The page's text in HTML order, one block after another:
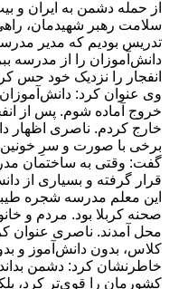
از حمله دشمن به ایران و
سلامت رهبر شهیدمان،
تدریس بودیم که مدیر مدرسه
دانش‌آموزان را از مدرسه
انفجار را نزدیک خود حس
وی عنوان کرد:
خروج آماده شوم. پس از
خارج کردم. ناصری اظهار
برخی با صورت و سرِ
گفت: وقتی به ساختمان
قرار گرفته و بسیاری از
این معلم مدرسه شجره طیبه
صحنه کربلا بود. مردم و
محل آمدند. ناصری عنوان
کلاس، بدون دانش‌آموز و
خاطرنشان کرد: دشمن بداند
کشورمان را قوی‌تر کرد،